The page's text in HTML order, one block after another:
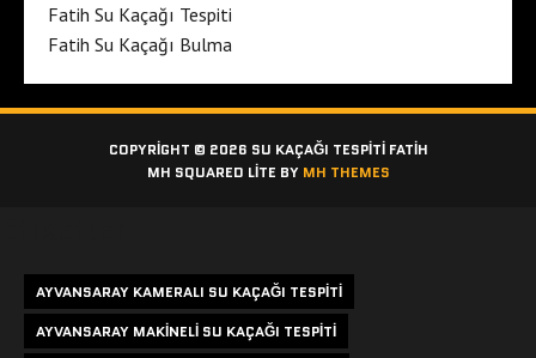
Fatih Su Kaçağı Tespiti
Fatih Su Kaçağı Bulma
COPYRIGHT © 2026 SU KAÇAĞI TESPITI FATIH
MH SQUARED LITE BY MH THEMES
AYVANSARAY KAMERALI SU KAÇAĞI TESPITI
AYVANSARAY MAKINELI SU KAÇAĞI TESPITI